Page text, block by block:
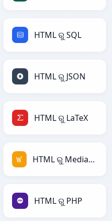
HTML ରୁ SQL
HTML ରୁ JSON
HTML ରୁ LaTeX
HTML ରୁ MediaWiki
HTML ରୁ PHP